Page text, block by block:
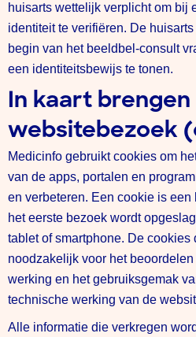
huisarts wettelijk verplicht om bij
identiteit te verifiëren. De
begin van het beeldbel-consult
een identiteitsbewijs te tonen.
In kaart brengen
websitebezoek
Medicinfo gebruikt cookies om
van de apps, portalen en
en verbeteren. Een cookie is
het eerste bezoek wordt
tablet of smartphone. De
noodzakelijk voor het
werking en het gebruiksgemak
technische werking van de
Alle informatie die verkregen